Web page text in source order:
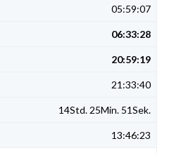
05:59:07
06:33:28
20:59:19
21:33:40
14Std. 25Min. 51Sek.
13:46:23